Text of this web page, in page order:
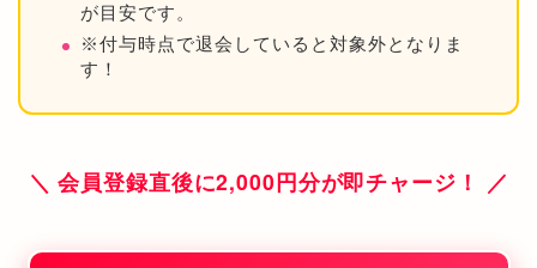
が目安です。
※付与時点で退会していると対象外となりま
す！
＼ 会員登録直後に2,000円分が即チャージ！ ／